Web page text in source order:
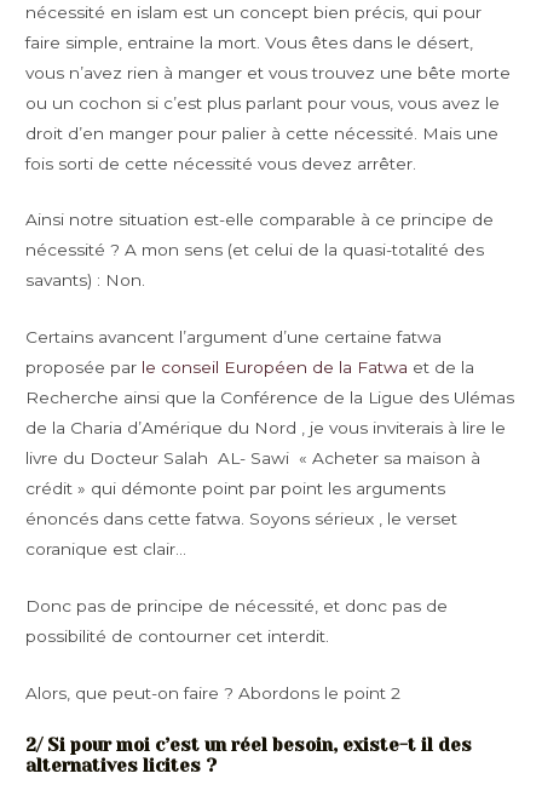
nécessité en islam est un concept bien précis, qui pour
faire simple, entraine la mort. Vous êtes dans le désert,
vous n’avez rien à manger et vous trouvez une bête morte
ou un cochon si c’est plus parlant pour vous, vous avez le
droit d’en manger pour palier à cette nécessité. Mais une
fois sorti de cette nécessité vous devez arrêter.
Ainsi notre situation est-elle comparable à ce principe de
nécessité ? A mon sens (et celui de la quasi-totalité des
savants) : Non.
Certains avancent l’argument d’une certaine fatwa
proposée par le conseil Européen de la Fatwa et de la
Recherche ainsi que la Conférence de la Ligue des Ulémas
de la Charia d’Amérique du Nord , je vous inviterais à lire le
livre du Docteur Salah AL- Sawi « Acheter sa maison à
crédit » qui démonte point par point les arguments
énoncés dans cette fatwa. Soyons sérieux , le verset
coranique est clair…
Donc pas de principe de nécessité, et donc pas de
possibilité de contourner cet interdit.
Alors, que peut-on faire ? Abordons le point 2
2/ Si pour moi c’est un réel besoin, existe-t il des
alternatives licites ?